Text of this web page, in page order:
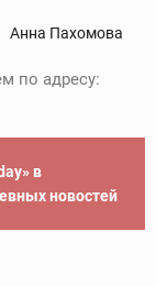
Анна Пахомова
по адресу:
в
новостей